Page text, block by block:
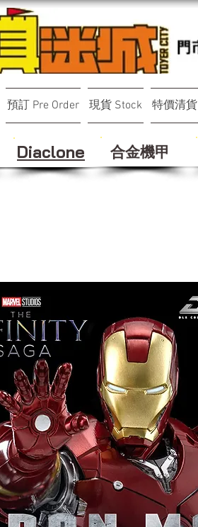
預訂 Pre Order 現貨 Stock 特價清貨
Diaclone 合金機甲